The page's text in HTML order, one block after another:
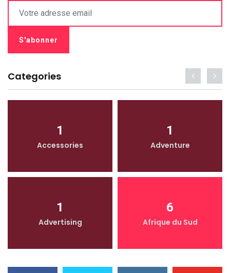
Categories
1
Accessories
1
Adventure
1
Advertising
6
Afrique du Sud